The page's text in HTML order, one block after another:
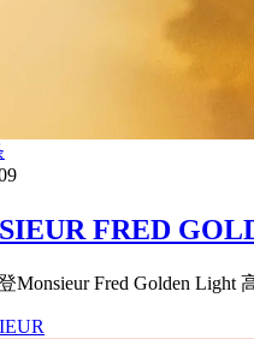
FRED
Monsieur Fred Golden